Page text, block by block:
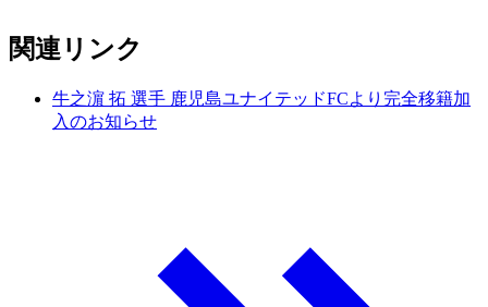
関連リンク
牛之濵 拓 選手 鹿児島ユナイテッドFCより完全移籍加
入のお知らせ